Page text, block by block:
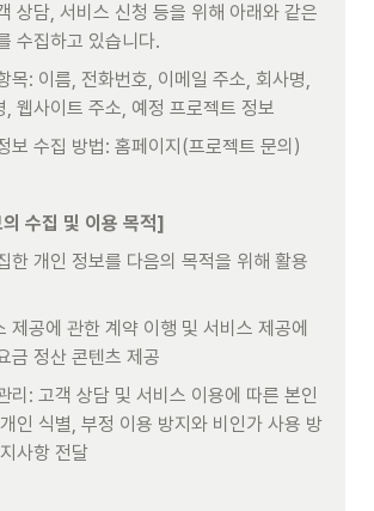
상담, 서비스 신청 등을 위해 아래와 같은
수집하고 있습니다.
목: 이름, 전화번호, 이메일 주소, 회사명,
, 웹사이트 주소, 예정 프로젝트 정보
보 수집 방법: 홈페이지(프로젝트 문의)
수집 및 이용 목적]
한 개인 정보를 다음의 목적을 위해 활용
제공에 관한 계약 이행 및 서비스 제공에
금 정산 콘텐츠 제공
리: 고객 상담 및 서비스 이용에 따른 본인
인 식별, 부정 이용 방지와 비인가 사용 방
사항 전달